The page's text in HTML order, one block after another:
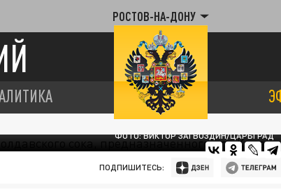
РОСТОВ-НА-ДОНУ
ФОТО: ВИКТОР ЗАГВОЗДИН/ЦАРЬГРАД
ПОДПИШИТЕСЬ: